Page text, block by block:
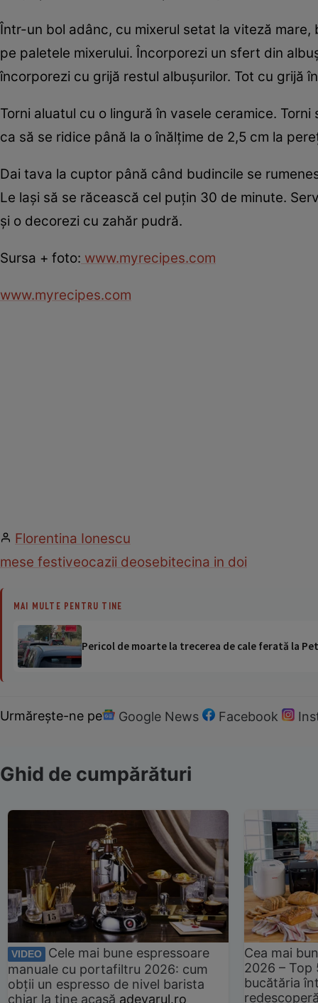
Într-un bol adânc, cu mixerul setat la viteză
pe paletele mixerului. Încorporezi un sfert din
încorporezi cu grijă restul albuşurilor. Tot cu grijă
Torni aluatul cu o lingură în vasele ceramice.
ca să se ridice până la o înălţime de 2,5 cm la
Dai tava la cuptor până când budincile se
Le laşi să se răcească cel puţin 30 de minute.
şi o decorezi cu zahăr pudră.
Sursa + foto: www.myrecipes.com
www.myrecipes.com
Florentina Ionescu
mese festiveocazii deosebitecina in doi
MAI MULTE PENTRU TINE
Pericol de moarte la trecerea de cale ferată la
Urmărește-ne pe Google News Facebook
Ghid de cumpărături
VIDEO
Cele mai bune espressoare
manuale cu portafiltru 2026: cum
obții un espresso de nivel barista
chiar la tine acasă adevarul.ro
Cea mai
2026 –
bucătăria